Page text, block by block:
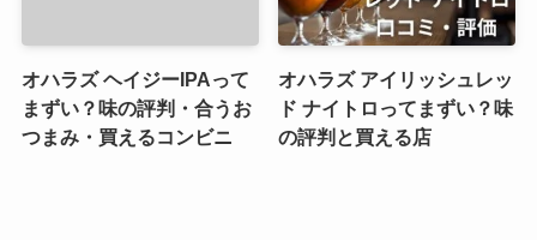
オハラズ ヘイジーIPAって
まずい？味の評判・合うお
つまみ・買えるコンビニ
オハラズ アイリッシュレッ
ド ナイトロってまずい？味
の評判と買える店